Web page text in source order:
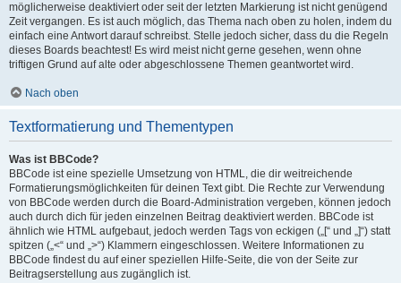
möglicherweise deaktiviert oder seit der letzten Markierung ist nicht genügend
Zeit vergangen. Es ist auch möglich, das Thema nach oben zu holen, indem du
einfach eine Antwort darauf schreibst. Stelle jedoch sicher, dass du die Regeln
dieses Boards beachtest! Es wird meist nicht gerne gesehen, wenn ohne
triftigen Grund auf alte oder abgeschlossene Themen geantwortet wird.
Nach oben
Textformatierung und Thementypen
Was ist BBCode?
BBCode ist eine spezielle Umsetzung von HTML, die dir weitreichende
Formatierungsmöglichkeiten für deinen Text gibt. Die Rechte zur Verwendung
von BBCode werden durch die Board-Administration vergeben, können jedoch
auch durch dich für jeden einzelnen Beitrag deaktiviert werden. BBCode ist
ähnlich wie HTML aufgebaut, jedoch werden Tags von eckigen („[“ und „]“) statt
spitzen („<“ und „>“) Klammern eingeschlossen. Weitere Informationen zu
BBCode findest du auf einer speziellen Hilfe-Seite, die von der Seite zur
Beitragserstellung aus zugänglich ist.